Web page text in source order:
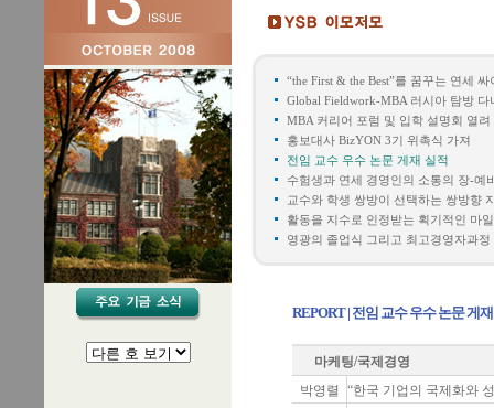
“the First & the Best”를 꿈꾸는 연세 싸
Global Fieldwork-MBA 러시아 탐방 다
MBA 커리어 포럼 및 입학 설명회 열려
홍보대사 BizYON 3기 위촉식 가져
전임 교수 우수 논문 게재 실적
수험생과 연세 경영인의 소통의 장-예
교수와 학생 쌍방이 선택하는 쌍방향
활동을 지수로 인정받는 획기적인 마
영광의 졸업식 그리고 최고경영자과정
REPORT | 전임 교수 우수 논문 게
마케팅/국제경영
박영렬
“한국 기업의 국제화와